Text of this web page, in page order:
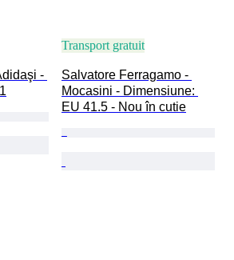
-
Transport gratuit
Salvatore Ferragamo -
Mocasini - Dimensiune:
EU 41.5 - Nou în cutie